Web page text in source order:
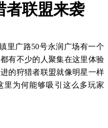
者联盟来袭
里广路50号永润广场有一个
有不少的人聚集在这里体验
的狩猎者联盟就像明星一样
里为何能够吸引这么多玩家